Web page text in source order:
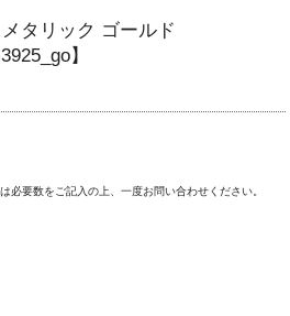
タリック ゴールド
】
必要数をご記入の上、一度お問い合わせください。